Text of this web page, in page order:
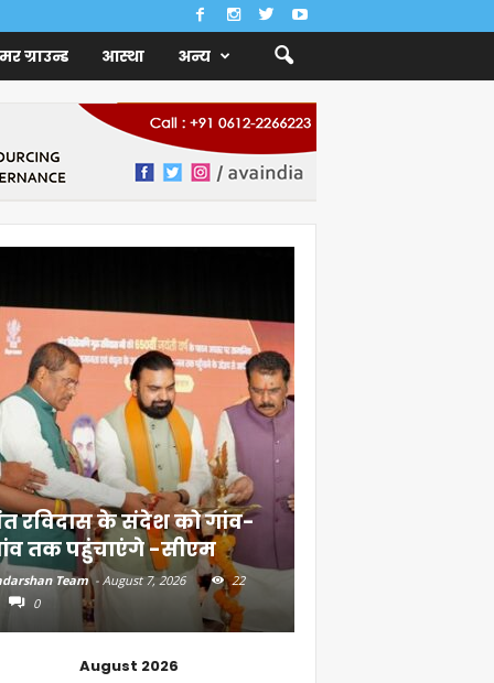
ग्राउन्ड आस्था अन्य
रविदास के संदेश को गांव-
तक पहुंचाएंगे -सीएम
Team - August 7, 2026
22
0
August 2026